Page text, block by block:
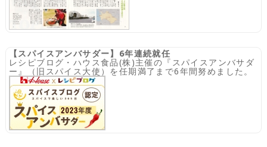
【スパイスアンバサダー】6年連続就任
レシピブログ・ハウス食品(株)主催の『スパイスアンバサダ
ー』（旧スパイス大使）を任期満了まで6年間努めました。